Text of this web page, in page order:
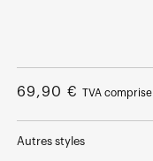
le
média
1
une
fenêtre
modale
Prix
69,90 € TVA comprise
Autres styles